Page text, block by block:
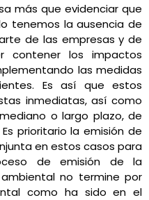
más que evidenciar que
tenemos la ausencia de
de las empresas y de
contener los impactos
las medidas
Es así que estos
inmediatas, así como
o largo plazo, de
prioritario la emisión de
en estos casos para
de emisión de la
no termine por
como ha sido en el